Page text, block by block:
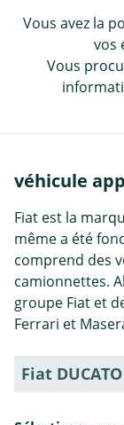
Vous avez la
vos
Vous
véhicule
Fiat est la
même a été
comprend des
camionnettes.
groupe Fiat et
Ferrari et
Fiat